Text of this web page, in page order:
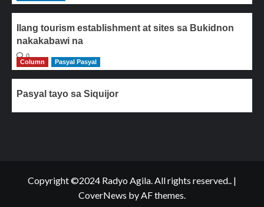
Ilang tourism establishment at sites sa Bukidnon
nakakabawi na
0
Column
Pasyal Pasyal
Pasyal tayo sa Siquijor
Copyright ©2024 Radyo Agila. All rights reserved.. |
CoverNews by AF themes.